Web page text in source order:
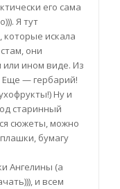
его сама
Я тут
которые искала
они
или ином виде. Из
Еще — гербарий!
Ну и
старинный
сюжеты, можно
бумагу
Ангелины (а
и всем